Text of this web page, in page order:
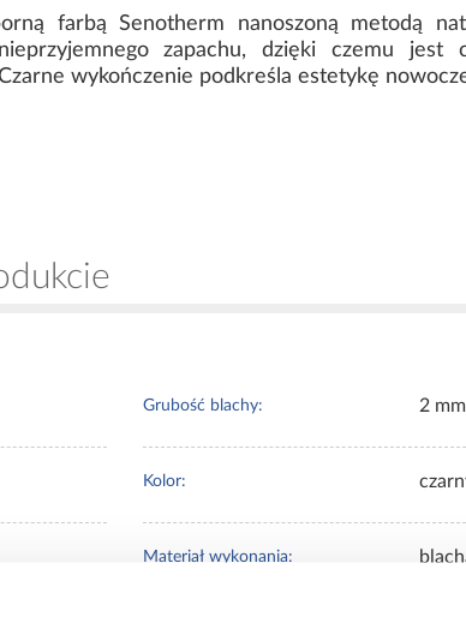
farbą Senotherm nanoszoną metodą
zapachu, dzięki czemu jest
wykończenie podkreśla estetykę
Grubość blachy: 2 mm
Kolor:
Materiał wykonania: